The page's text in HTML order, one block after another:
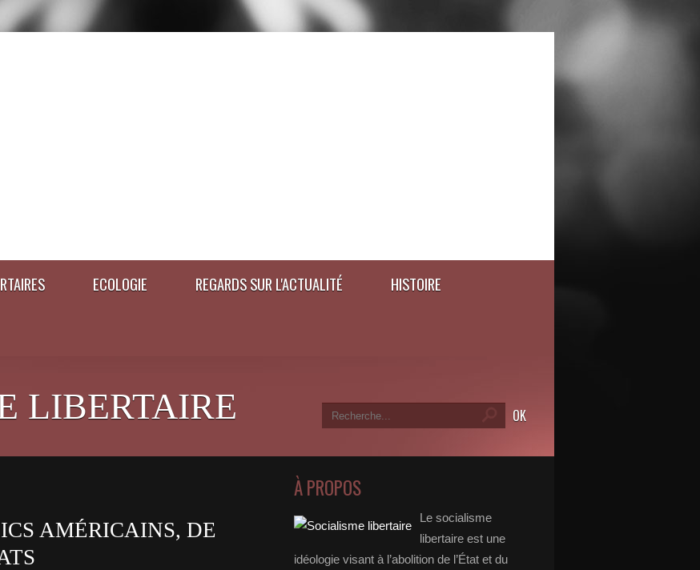
ECOLOGIE REGARDS SUR L'ACTUALITÉ HISTOIRE
LIBERTAIRE
AMÉRICAINS, DE
À PROPOS
Le socialisme
libertaire est une
idéologie visant à l’abolition de l’État et du